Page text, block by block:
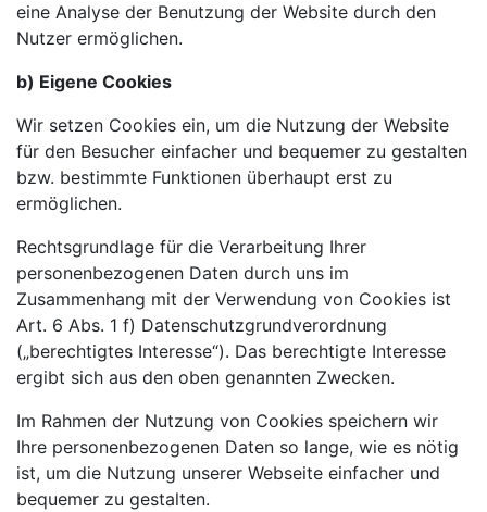
eine Analyse der Benutzung der Website durch den
Nutzer ermöglichen.
b) Eigene Cookies
Wir setzen Cookies ein, um die Nutzung der Website
für den Besucher einfacher und bequemer zu gestalten
bzw. bestimmte Funktionen überhaupt erst zu
ermöglichen.
Rechtsgrundlage für die Verarbeitung Ihrer
personenbezogenen Daten durch uns im
Zusammenhang mit der Verwendung von Cookies ist
Art. 6 Abs. 1 f) Datenschutzgrundverordnung
(„berechtigtes Interesse“). Das berechtigte Interesse
ergibt sich aus den oben genannten Zwecken.
Im Rahmen der Nutzung von Cookies speichern wir
Ihre personenbezogenen Daten so lange, wie es nötig
ist, um die Nutzung unserer Webseite einfacher und
bequemer zu gestalten.